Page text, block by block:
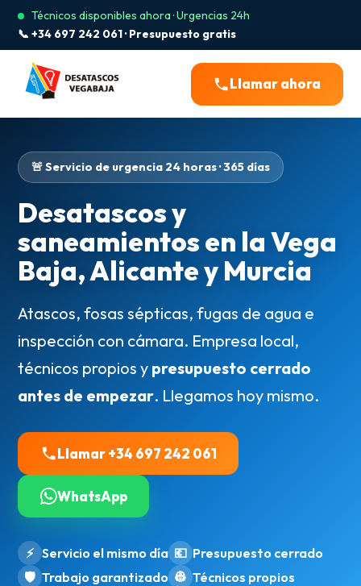
Técnicos disponibles ahora · Urgencias 24h
📞 +34 697 242 061 · Presupuesto gratis
Llamar ahora
🚨 Servicio de urgencia 24 horas · 365 días
Desatascos y
saneamientos en la Vega
Baja, Alicante y Murcia
Atascos, fosas sépticas, fugas de agua e
inspección con cámara. Empresa local,
técnicos propios y presupuesto cerrado
antes de empezar. Llegamos hoy mismo.
Llamar +34 697 242 061
WhatsApp
⚡ Servicio el mismo día 💶 Presupuesto cerrado
🛡️ Trabajo garantizado 👷 Técnicos propios